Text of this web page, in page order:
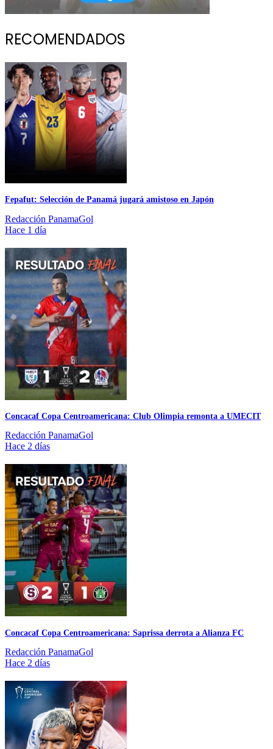
RECOMENDADOS
Fepafut: Selección de Panamá jugará amistoso en Japón
Redacción PanamaGol
Hace 1 día
Concacaf Copa Centroamericana: Club Olimpia remonta a UMECIT
Redacción PanamaGol
Hace 2 días
Concacaf Copa Centroamericana: Saprissa derrota a Alianza FC
Redacción PanamaGol
Hace 2 días